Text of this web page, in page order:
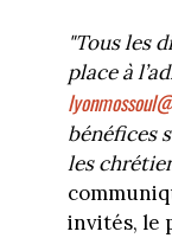
"Tous les
place à
bénéfices
les
invités, le